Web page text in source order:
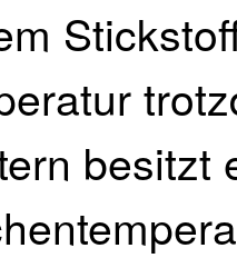
besitzt